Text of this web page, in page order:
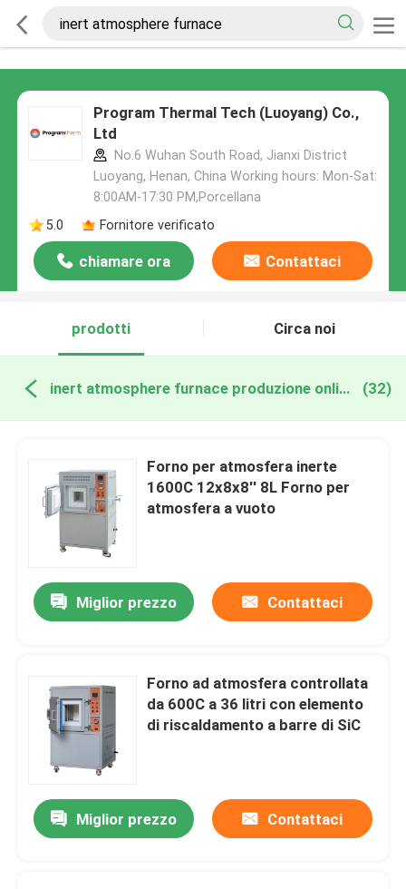
Program Thermal Tech (Luoyang) Co.,
Ltd
No.6 Wuhan South Road, Jianxi District
Luoyang, Henan, China Working hours: Mon-Sat:
8:00AM-17:30 PM,Porcellana
5.0
Fornitore verificato
chiamare ora Contattaci
prodotti Circa noi
inert atmosphere furnace produzione online (32)
Forno per atmosfera inerte
1600C 12x8x8′′ 8L Forno per
atmosfera a vuoto
Miglior prezzo Contattaci
Forno ad atmosfera controllata
da 600C a 36 litri con elemento
di riscaldamento a barre di SiC
Miglior prezzo Contattaci